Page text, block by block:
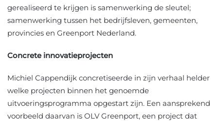
gerealiseerd te krijgen is samenwerking de sleutel;
samenwerking tussen het bedrijfsleven, gemeenten,
provincies en Greenport Nederland.
Concrete innovatieprojecten
Michiel Cappendijk concretiseerde in zijn verhaal helder
welke projecten binnen het genoemde
uitvoeringsprogramma opgestart zijn. Een aansprekend
voorbeeld daarvan is OLV Greenport, een project dat